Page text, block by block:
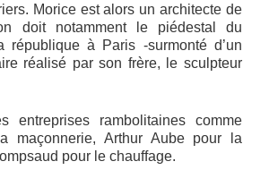
Morice est alors un architecte de
doit notamment le piédestal du
république à Paris -surmonté d’un
réalisé par son frère, le sculpteur
entreprises rambolitaines comme
maçonnerie, Arthur Aube pour la
pour le chauffage.